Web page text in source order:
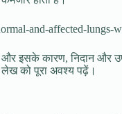
इसके कारण, निदान और
लेख को पूरा अवश्य पढ़ें।